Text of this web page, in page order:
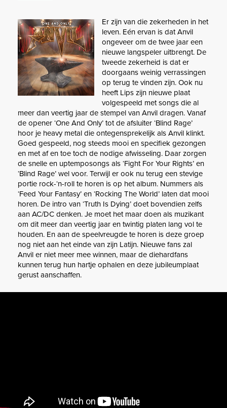
Er zijn van die zekerheden in het
leven. Eén ervan is dat Anvil
ongeveer om de twee jaar een
nieuwe langspeler uitbrengt. De
tweede zekerheid is dat er
doorgaans weinig verrassingen
op terug te vinden zijn. Ook nu
heeft Lips zijn nieuwe plaat
volgespeeld met songs die al
meer dan veertig jaar de stempel van Anvil dragen. Vanaf
de opener ‘One And Only’ tot de afsluiter ‘Blind Rage’
hoor je heavy metal die ontegensprekelijk als Anvil klinkt.
Goed gespeeld, nog steeds mooi en specifiek gezongen
en met af en toe toch de nodige afwisseling. Daar zorgen
de snelle en uptemposongs als ‘Fight For Your Rights’ en
‘Blind Rage’ wel voor. Terwijl er ook nu terug een stevige
portie rock-‘n-roll te horen is op het album. Nummers als
‘Feed Your Fantasy’ en ‘Rocking The World’ laten dat mooi
horen. De intro van ‘Truth Is Dying’ doet bovendien zelfs
aan AC/DC denken. Je moet het maar doen als muzikant
om dit meer dan veertig jaar en twintig platen lang vol te
houden. En aan de speelvreugde te horen is deze groep
nog niet aan het einde van zijn Latijn. Nieuwe fans zal
Anvil er niet meer mee winnen, maar de diehardfans
kunnen terug hun hartje ophalen en deze jubileumplaat
gerust aanschaffen.